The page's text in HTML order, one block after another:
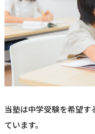
当塾は中学受験を希望
ています。